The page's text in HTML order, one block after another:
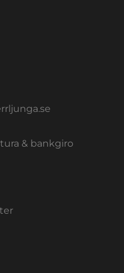
& bankgiro